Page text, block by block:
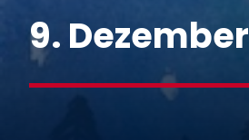
9. Dezember